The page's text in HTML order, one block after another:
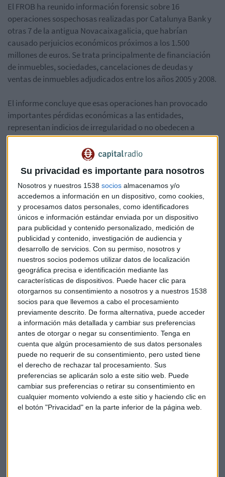
Su privacidad es importante para nosotros
Nosotros y nuestros 1538 socios almacenamos y/o
accedemos a información en un dispositivo, como cookies,
y procesamos datos personales, como identificadores
únicos e información estándar enviada por un dispositivo
para publicidad y contenido personalizado, medición de
publicidad y contenido, investigación de audiencia y
desarrollo de servicios. Con su permiso, nosotros y
nuestros socios podemos utilizar datos de localización
geográfica precisa e identificación mediante las
características de dispositivos. Puede hacer clic para
otorgarnos su consentimiento a nosotros y a nuestros 1538
socios para que llevemos a cabo el procesamiento
previamente descrito. De forma alternativa, puede acceder
a información más detallada y cambiar sus preferencias
antes de otorgar o negar su consentimiento. Tenga en
cuenta que algún procesamiento de sus datos personales
puede no requerir de su consentimiento, pero usted tiene
el derecho de rechazar tal procesamiento. Sus
preferencias se aplicarán solo a este sitio web. Puede
cambiar sus preferencias o retirar su consentimiento en
cualquier momento volviendo a este sitio y haciendo clic en
el botón "Privacidad" en la parte inferior de la página web.
El FROB ha reunido información forensic sobre 16
operaciones sospechosas realizadas por Catalunya Bank y
otras 7 de la antigua Novacaixagalicia, que habrían
causado perjuicios económicos próximos a los 1.500
millones de euros. Se trata principalmente de financiación
de inmuebles, sociedades, cancelaciones de deudas y
ventas de inmuebles adjudicados entre los años 2005 y 2008.
El informe concluye que esas operaciones han provocado
importantes pérdidas económicas a las entidades,
representan indicios de irregularidad o no obedecen a
finalidad económica lógica.
Hasta el momento, el FROB ha iniciado o se encuentra
personado en 19 causas penales, en las que se analizan e
investigan presuntos delitos relacionados con operaciones
financieras o inmobiliarias de entidades de crédito que han
recibido apoyo público.
Desde febrero se están practicando 90 auditorías, con el
objetivo de intentar identificar y recuperar el dinero del que
hayan podido abusar los ejecutivos de las citadas
entidades. Las ayudas públicas entregadas para sanear el
sistema bancario español asciende a 61.495 millones de
euros desde mayo de 2009, según datos del Banco de
España.
Frob Cajas Rescate
Suscríbete a nuestros boletines